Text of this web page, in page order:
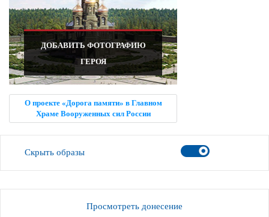
ДОБАВИТЬ ФОТОГРАФИЮ
ГЕРОЯ
О проекте «Дорога памяти» в Главном
Храме Вооруженных сил России
Скрыть образы
Просмотреть донесение